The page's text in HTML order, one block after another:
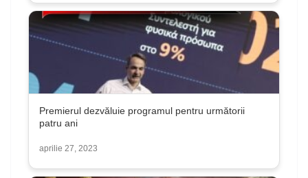
Premierul dezvăluie programul pentru următorii
patru ani
aprilie 27, 2023